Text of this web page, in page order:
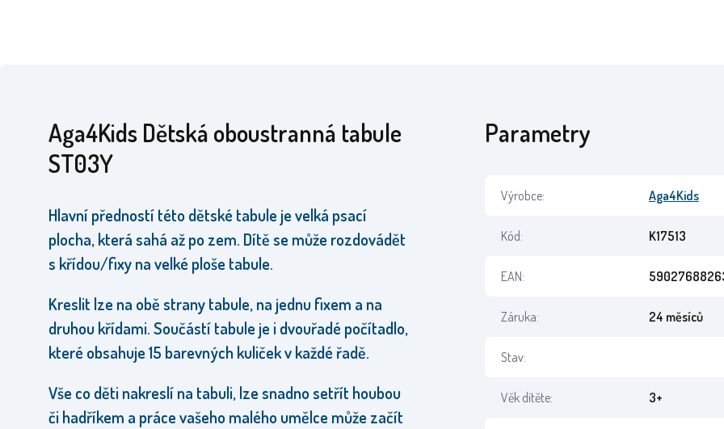
Aga4Kids Dětská oboustranná tabule
ST03Y
Hlavní předností této dětské tabule je velká psací
plocha, která sahá až po zem. Dítě se může rozdovádět
s křídou/fixy na velké ploše tabule.
Kreslit lze na obě strany tabule, na jednu fixem a na
druhou křídami.Součástí tabule je i dvouřadé počítadlo,
které obsahuje 15 barevných kuliček v každé řadě.
Vše co děti nakreslí na tabuli, lze snadno setřít houbou
či hadříkem a práce vašeho malého umělce může začít
Parametry
Výrobce: Aga4Kids
Kód: K17513
EAN:
Záruka: 24 měsíců
Stav:
Věk dítěte: 3+